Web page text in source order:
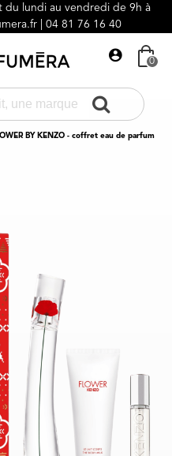
du lundi au vendredi de 9h à
| 04 81 76 16 40
0
BY KENZO - coffret eau de parfum